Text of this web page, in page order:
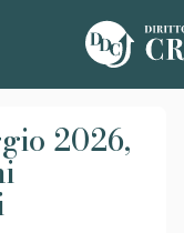
2026,